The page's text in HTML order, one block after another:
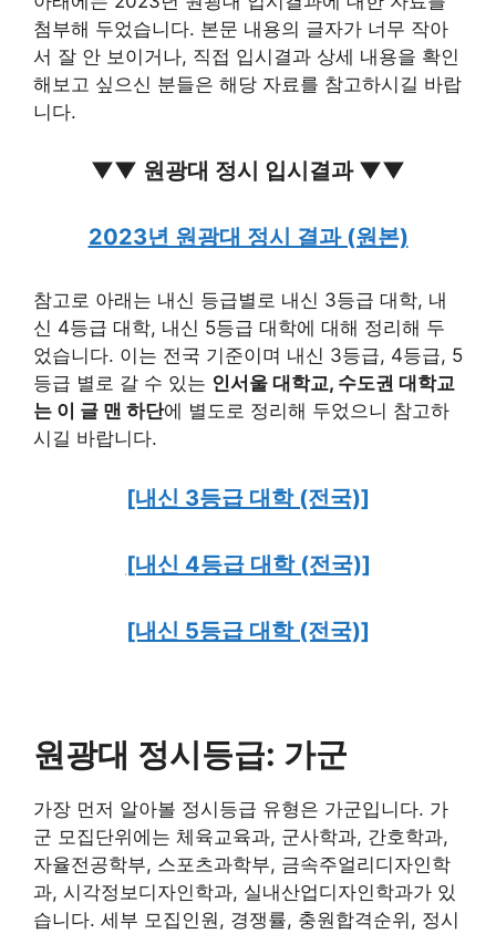
첨부해 두었습니다. 본문 내용의 글자가 너무 작아
서 잘 안 보이거나, 직접 입시결과 상세 내용을 확인
해보고 싶으신 분들은 해당 자료를 참고하시길 바랍
니다.
▼▼ 원광대 정시 입시결과 ▼▼
2023년 원광대 정시 결과 (원본)
참고로 아래는 내신 등급별로 내신 3등급 대학, 내
신 4등급 대학, 내신 5등급 대학에 대해 정리해 두
었습니다. 이는 전국 기준이며 내신 3등급, 4등급, 5
등급 별로 갈 수 있는 인서울 대학교, 수도권 대학교
는 이 글 맨 하단에 별도로 정리해 두었으니 참고하
시길 바랍니다.
[내신 3등급 대학 (전국)]
[내신 4등급 대학 (전국)]
[내신 5등급 대학 (전국)]
원광대 정시등급: 가군
가장 먼저 알아볼 정시등급 유형은 가군입니다. 가
군 모집단위에는 체육교육과, 군사학과, 간호학과,
자율전공학부, 스포츠과학부, 금속주얼리디자인학
과, 시각정보디자인학과, 실내산업디자인학과가 있
습니다. 세부 모집인원, 경쟁률, 충원합격순위, 정시